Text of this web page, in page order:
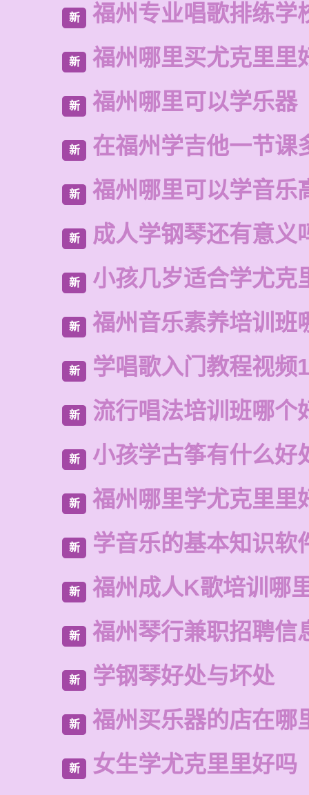
新 福州专业唱歌排练学
新 福州哪里买尤克里里
新 福州哪里可以学乐器
新 在福州学吉他一节课
新 福州哪里可以学音乐
新 成人学钢琴还有意义
新 小孩几岁适合学尤克
新 福州音乐素养培训班
新 学唱歌入门教程视频
新 流行唱法培训班哪个
新 小孩学古筝有什么好
新 福州哪里学尤克里里
新 学音乐的基本知识软
新 福州成人K歌培训哪
新 福州琴行兼职招聘信
新 学钢琴好处与坏处
新 福州买乐器的店在哪
新 女生学尤克里里好吗